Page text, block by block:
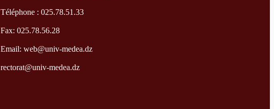
Téléphone : 025.78.51.33
Fax: 025.78.56.28
Email: web@univ-medea.dz
rectorat@univ-medea.dz